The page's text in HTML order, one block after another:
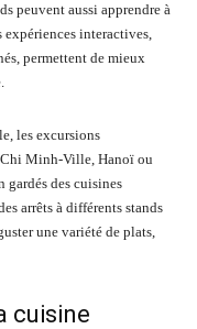
peuvent aussi apprendre à
expériences interactives,
permettent de mieux
les excursions
Chi Minh-Ville, Hanoï ou
gardés des cuisines
arrêts à différents stands
une variété de plats,
cuisine